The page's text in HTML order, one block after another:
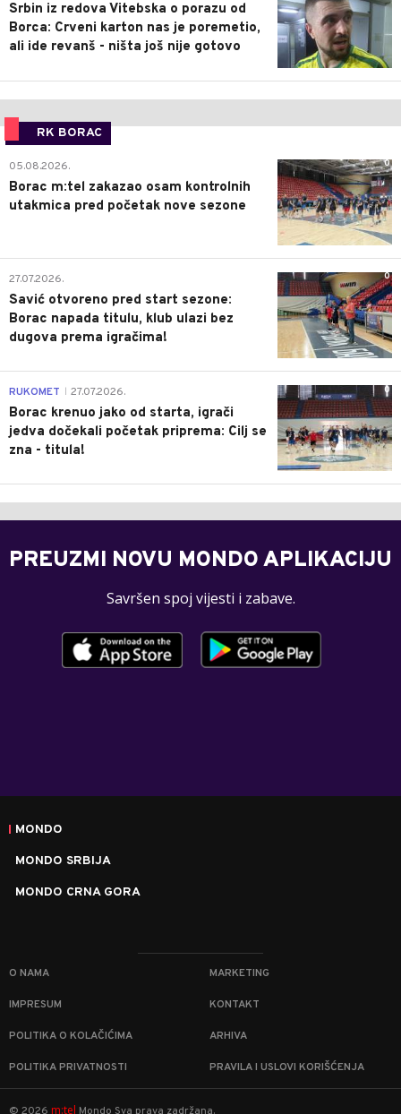
Srbin iz redova Vitebska o porazu od
Borca: Crveni karton nas je poremetio,
ali ide revanš - ništa još nije gotovo
RK BORAC
0
05.08.2026.
Borac m:tel zakazao osam kontrolnih
utakmica pred početak nove sezone
0
27.07.2026.
Savić otvoreno pred start sezone:
Borac napada titulu, klub ulazi bez
dugova prema igračima!
0
RUKOMET 27.07.2026.
Borac krenuo jako od starta, igrači
jedva dočekali početak priprema: Cilj se
zna - titula!
PREUZMI NOVU MONDO APLIKACIJU
Savršen spoj vijesti i zabave.
MONDO
MONDO SRBIJA
MONDO CRNA GORA
O NAMA MARKETING
IMPRESUM KONTAKT
POLITIKA O KOLAČIĆIMA ARHIVA
POLITIKA PRIVATNOSTI PRAVILA I USLOVI KORIŠĆENJA
m:tel